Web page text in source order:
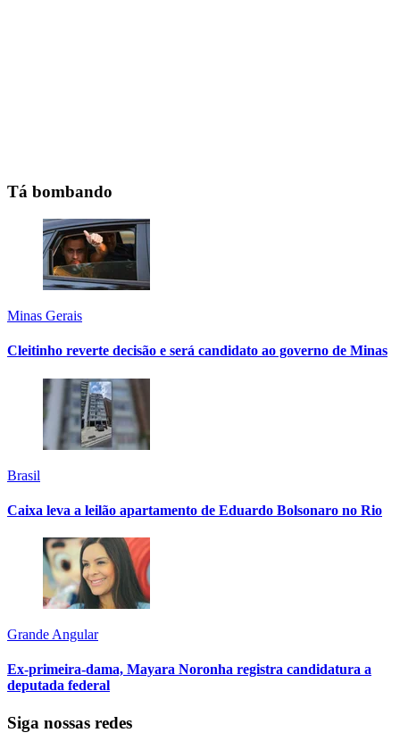
Tá bombando
Minas Gerais
Cleitinho reverte decisão e será candidato ao governo de Minas
Brasil
Caixa leva a leilão apartamento de Eduardo Bolsonaro no Rio
Grande Angular
Ex-primeira-dama, Mayara Noronha registra candidatura a
deputada federal
Siga nossas redes